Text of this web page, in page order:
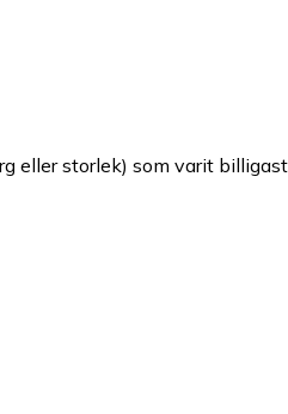
eller storlek) som varit